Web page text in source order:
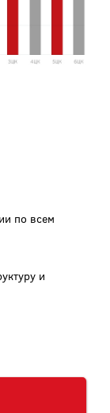
по всем
и